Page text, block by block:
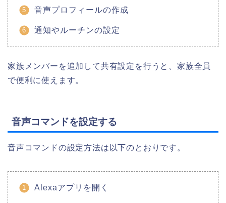
音声プロフィールの作成
通知やルーチンの設定
家族メンバーを追加して共有設定を行うと、家族全員
で便利に使えます。
音声コマンドを設定する
音声コマンドの設定方法は以下のとおりです。
Alexaアプリを開く